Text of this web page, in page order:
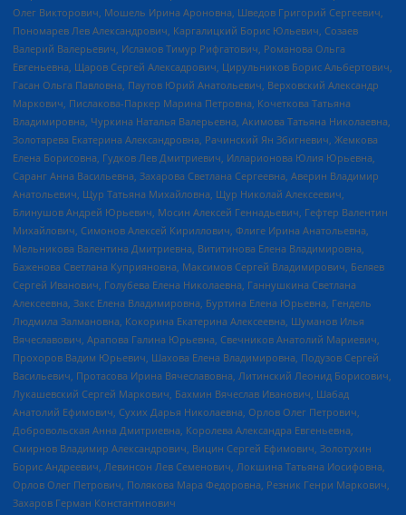
Олег Викторович, Мошель Ирина Ароновна, Шведов Григорий Сергеевич,
Пономарев Лев Александрович, Каргалицкий Борис Юльевич, Созаев
Валерий Валерьевич, Исламов Тимур Рифгатович, Романова Ольга
Евгеньевна, Щаров Сергей Алексадрович, Цирульников Борис Альбертович,
Гасан Ольга Павловна, Паутов Юрий Анатольевич, Верховский Александр
Маркович, Пислакова-Паркер Марина Петровна, Кочеткова Татьяна
Владимировна, Чуркина Наталья Валерьевна, Акимова Татьяна Николаевна,
Золотарева Екатерина Александровна, Рачинский Ян Збигневич, Жемкова
Елена Борисовна, Гудков Лев Дмитриевич, Илларионова Юлия Юрьевна,
Саранг Анна Васильевна, Захарова Светлана Сергеевна, Аверин Владимир
Анатольевич, Щур Татьяна Михайловна, Щур Николай Алексеевич,
Блинушов Андрей Юрьевич, Мосин Алексей Геннадьевич, Гефтер Валентин
Михайлович, Симонов Алексей Кириллович, Флиге Ирина Анатольевна,
Мельникова Валентина Дмитриевна, Вититинова Елена Владимировна,
Баженова Светлана Куприяновна, Максимов Сергей Владимирович, Беляев
Сергей Иванович, Голубева Елена Николаевна, Ганнушкина Светлана
Алексеевна, Закс Елена Владимировна, Буртина Елена Юрьевна, Гендель
Людмила Залмановна, Кокорина Екатерина Алексеевна, Шуманов Илья
Вячеславович, Арапова Галина Юрьевна, Свечников Анатолий Мариевич,
Прохоров Вадим Юрьевич, Шахова Елена Владимировна, Подузов Сергей
Васильевич, Протасова Ирина Вячеславовна, Литинский Леонид Борисович,
Лукашевский Сергей Маркович, Бахмин Вячеслав Иванович, Шабад
Анатолий Ефимович, Сухих Дарья Николаевна, Орлов Олег Петрович,
Добровольская Анна Дмитриевна, Королева Александра Евгеньевна,
Смирнов Владимир Александрович, Вицин Сергей Ефимович, Золотухин
Борис Андреевич, Левинсон Лев Семенович, Локшина Татьяна Иосифовна,
Орлов Олег Петрович, Полякова Мара Федоровна, Резник Генри Маркович,
Захаров Герман Константинович